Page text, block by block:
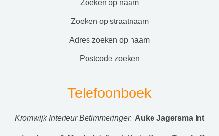
zoeken op naam
zoeken op straatnaam
adres zoeken op naam
postcode zoeken
Telefoonboek
Kromwijk Interieur Betimmeringen Auke Jagersma Int